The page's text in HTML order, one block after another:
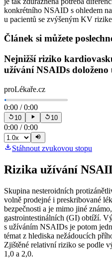
konkrétního NSAID s ohledem
u pacientů se zvýšeným KV
Článek si můžete
Nejnižší riziko
užívání NSAIDs doloženo
proLékaře.cz
0:00 /0:00
10 10
0:00 /0:00
Stáhnout zvukovou stopu
Rizika užívání
Skupina nesteroidních
volně prodejné i preskribované
bezpečnosti a je mimo jiné
gastrointestinálních (GI) obtíží.
s užíváním NSAIDs je potom
témat z hlediska nežádoucích
Zjištěné relativní riziko se podle
1,0 a 2,0.